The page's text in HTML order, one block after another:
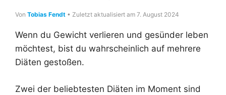
Von Tobias Fendt • Zuletzt aktualisiert am 7. August 2024
Wenn du Gewicht verlieren und gesünder leben
möchtest, bist du wahrscheinlich auf mehrere
Diäten gestoßen.
Zwei der beliebtesten Diäten im Moment sind